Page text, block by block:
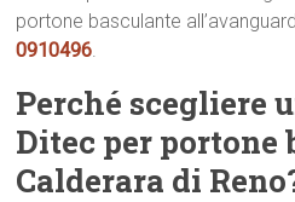
portone basculante
0910496.
Perché scegliere
Ditec per portone
Calderara di